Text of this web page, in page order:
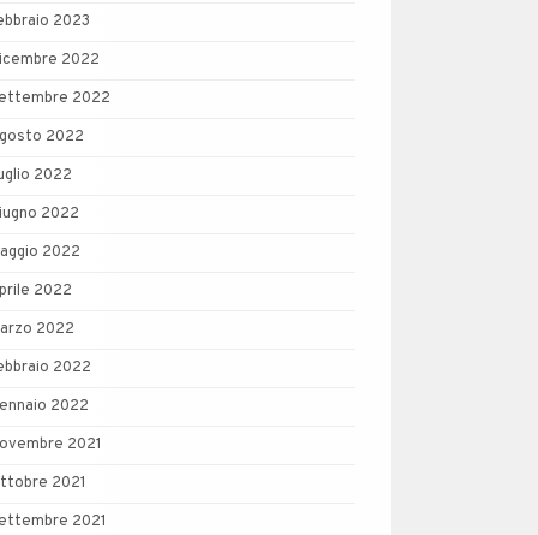
2023
2022
2022
2022
2022
2022
2022
2022
2022
2022
2022
2021
2021
2021